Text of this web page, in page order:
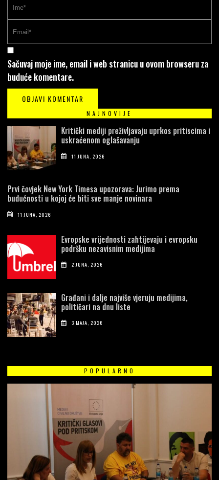
Sačuvaj moje ime, email i web stranicu u ovom browseru za
buduće komentare.
NAJNOVIJE
Kritički mediji preživljavaju uprkos pritiscima i
uskraćenom oglašavanju
11 JUNA, 2026
Prvi čovjek New York Timesa upozorava: Jurimo prema
budućnosti u kojoj će biti sve manje novinara
11 JUNA, 2026
Evropske vrijednosti zahtijevaju i evropsku
podršku nezavisnim medijima
2 JUNA, 2026
Građani i dalje najviše vjeruju medijima,
političari na dnu liste
3 MAJA, 2026
POPULARNO